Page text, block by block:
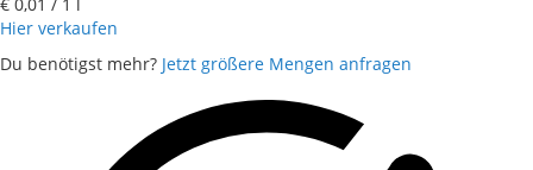
Hier verkaufen
Du benötigst mehr? Jetzt größere Mengen anfragen